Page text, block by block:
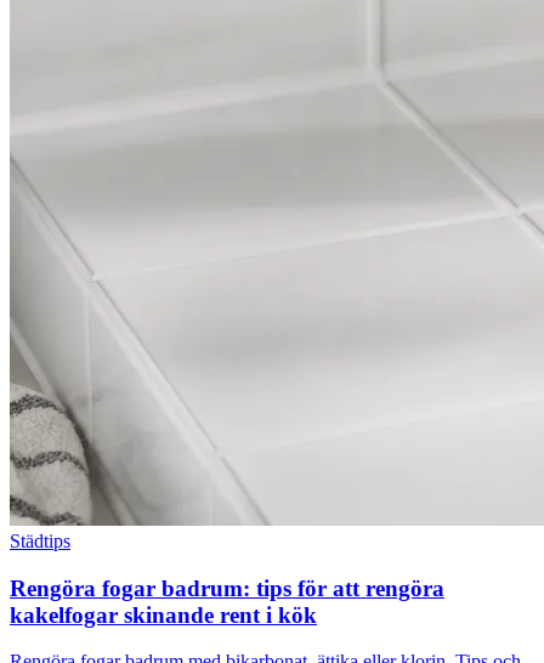
Städtips
Rengöra fogar badrum: tips för att rengöra
kakelfogar skinande rent i kök